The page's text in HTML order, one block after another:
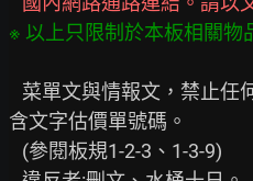
※ 以上只限制於本板相關物
含文字估價單號碼。